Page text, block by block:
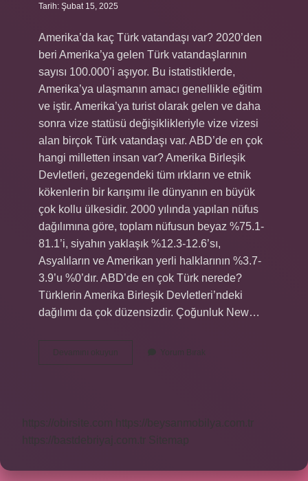
Tarih: Şubat 15, 2025
Amerika’da kaç Türk vatandaşı var? 2020’den
beri Amerika’ya gelen Türk vatandaşlarının
sayısı 100.000’i aşıyor. Bu istatistiklerde,
Amerika’ya ulaşmanın amacı genellikle eğitim
ve iştir. Amerika’ya turist olarak gelen ve daha
sonra vize statüsü değişiklikleriyle vize vizesi
alan birçok Türk vatandaşı var. ABD’de en çok
hangi milletten insan var? Amerika Birleşik
Devletleri, gezegendeki tüm ırkların ve etnik
kökenlerin bir karışımı ile dünyanın en büyük
çok kollu ülkesidir. 2000 yılında yapılan nüfus
dağılımına göre, toplam nüfusun beyaz %75.1-
81.1’i, siyahın yaklaşık %12.3-12.6’sı,
Asyalıların ve Amerikan yerli halklarının %3.7-
3.9’u %0’dır. ABD’de en çok Türk nerede?
Türklerin Amerika Birleşik Devletleri’ndeki
dağılımı da çok düzensizdir. Çoğunluk New…
Devamını okuyun
Kaç
Yorum Bırak
https://obirsite.com
https://beysanmobilya.com.tr
https://bastdebriyaj.com.tr Sitemap